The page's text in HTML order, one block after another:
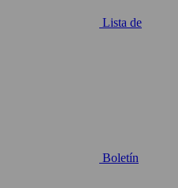
Lista de
Boletín